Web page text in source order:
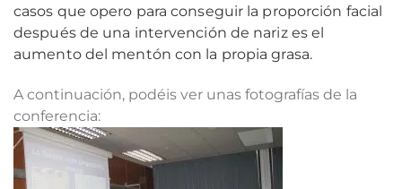
casos que opero para conseguir la proporción facial
después de una intervención de nariz es el
aumento del mentón con la propia grasa.
A continuación, podéis ver unas fotografías de la
conferencia: